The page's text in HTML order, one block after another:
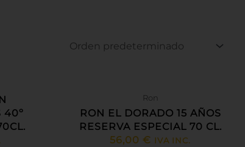
40º
Ron
RON EL DORADO 15 AÑOS
RESERVA ESPECIAL 70 CL.
56,00 € IVA INC.